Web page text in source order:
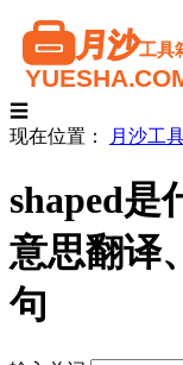
☰
现在位置：
月沙工
shaped是
意思翻译
句